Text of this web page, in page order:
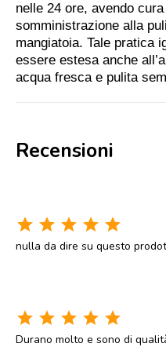
nelle 24 ore, avendo
somministrazione alla
mangiatoia. Tale pratica
essere estesa anche
acqua fresca e pulita
Recensioni
star star star star star
nulla da dire su questo
star star star star star
Durano molto e sono di